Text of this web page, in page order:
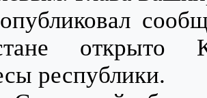
открыто
республики.